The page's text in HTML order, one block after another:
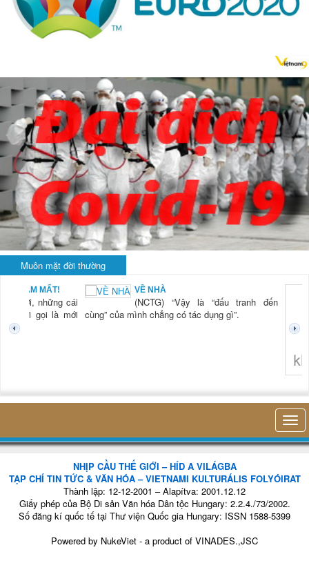
Muôn mặt đời thường
NAM MẤT!
“Xời, những cái
mới gọi là mới
VỀ NHÀ
(NCTG) “Vậy là “đấu tranh đến
cùng” của mình chẳng có tác dụng gì”.
NHỊP CẦU THẾ GIỚI – HÍD A VILÁGBA
TẠP CHÍ TIN TỨC & VĂN HÓA – VIETNAMI KULTURÁLIS FOLYÓIRAT
Thành lập: 12-12-2001 – Alapítva: 2001.12.12
Giấy phép của Bộ Di sản Văn hóa Dân tộc Hungary: 2.2.4./73/2002.
Số đăng kí quốc tế tại Thư viện Quốc gia Hungary: ISSN 1588-5399
Powered by NukeViet - a product of VINADES.,JSC